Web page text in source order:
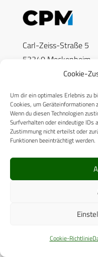
Cookie-
Um dir ein optimales Erlebnis zu
Cookies, um Geräteinformationen
Wenn du diesen Technologien
Surfverhalten oder eindeutige IDs
Zustimmung nicht erteilst oder
Funktionen beeinträchtigt werden.
Cookie-Richtlinie
Carl-Zeiss-Straße 5
53340 Meckenheim
Telefon: +49
ÜBER UNS
CPM EVENTS